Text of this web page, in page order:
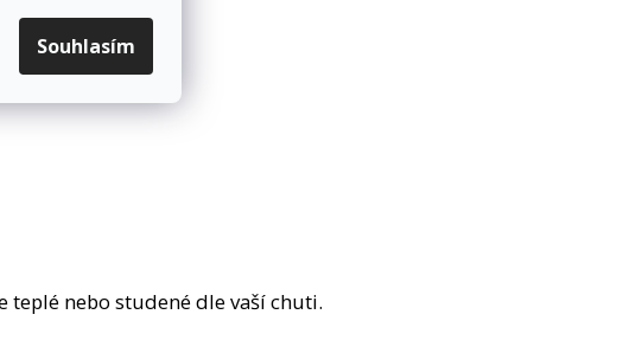
Souhlasím
teplé nebo stu­dené dle vaší chuti.